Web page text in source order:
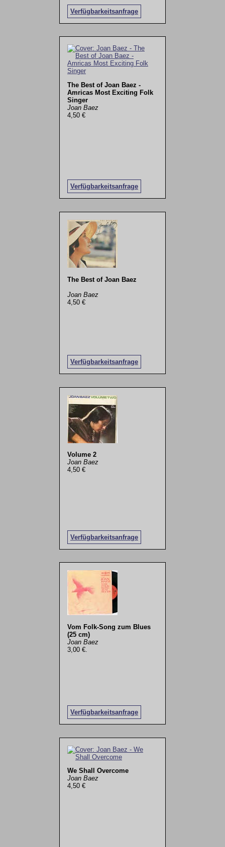
Verfügbarkeitsanfrage
The Best of Joan Baez -
Amricas Most Exciting Folk
Singer
Joan Baez
4,50 €
Verfügbarkeitsanfrage
The Best of Joan Baez
Joan Baez
4,50 €
Verfügbarkeitsanfrage
Volume 2
Joan Baez
4,50 €
Verfügbarkeitsanfrage
Vom Folk-Song zum Blues
(25 cm)
Joan Baez
3,00 €.
Verfügbarkeitsanfrage
We Shall Overcome
Joan Baez
4,50 €